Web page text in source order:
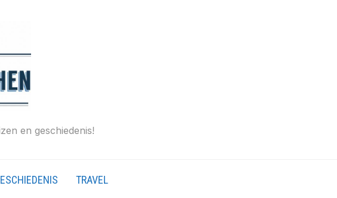
en geschiedenis!
TRAVEL